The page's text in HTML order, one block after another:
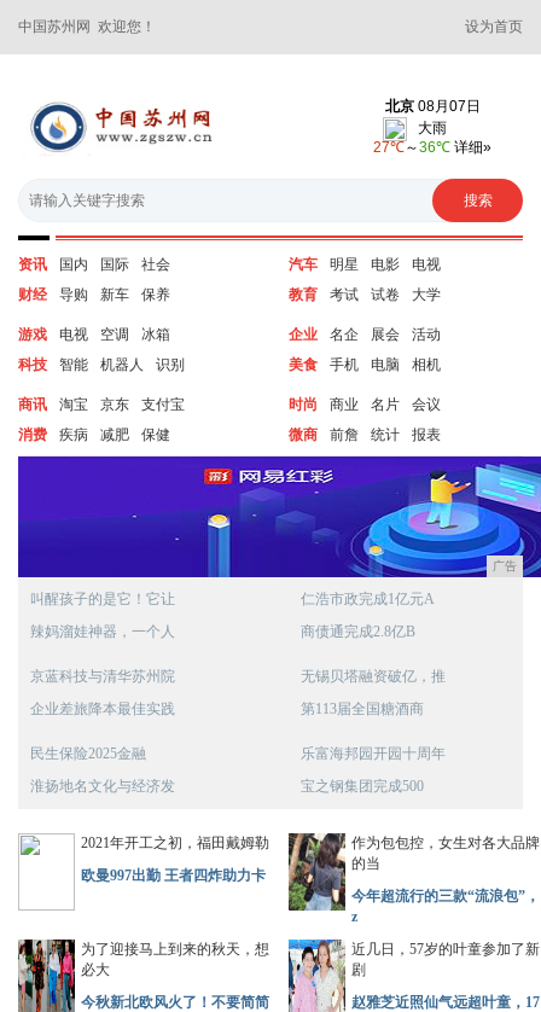
中国苏州网 欢迎您！ 设为首页
资讯 国内 国际
社会
财经
导购 新车 保养
汽车 明星 电影
电视
教育
考试 试卷 大学
游戏 电视 空调
冰箱
科技
智能 机器人 识别
企业 名企 展会
活动
美食
手机 电脑 相机
商讯 淘宝 京东
支付宝
消费
疾病 减肥 保健
时尚 商业 名片
会议
微商
前詹 统计 报表
广告
叫醒孩子的是它！它让
辣妈溜娃神器，一个人
仁浩市政完成1亿元A
商债通完成2.8亿B
京蓝科技与清华苏州院
企业差旅降本最佳实践
无锡贝塔融资破亿，推
第113届全国糖酒商
民生保险2025金融
淮扬地名文化与经济发
乐富海邦园开园十周年
宝之钢集团完成500
2021年开工之初，福田戴姆勒
欧曼997出勤 王者四炸助力卡
作为包包控，女生对各大品牌
的当
今年超流行的三款“流浪包”，
z
为了迎接马上到来的秋天，想
必大
今秋新北欧风火了！不要简简
近几日，57岁的叶童参加了新
剧
赵雅芝近照仙气远超叶童，17